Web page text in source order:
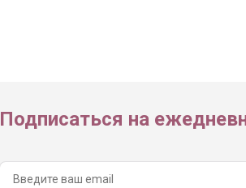
Подписаться на